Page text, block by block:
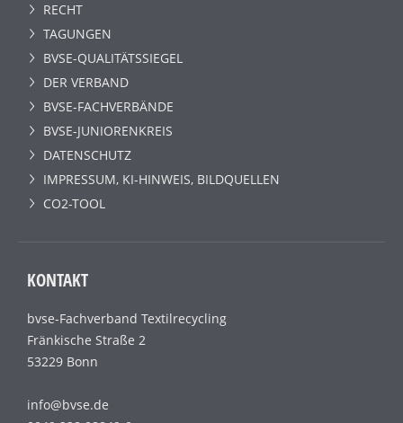
RECHT
TAGUNGEN
BVSE-QUALITÄTSSIEGEL
DER VERBAND
BVSE-FACHVERBÄNDE
BVSE-JUNIORENKREIS
DATENSCHUTZ
IMPRESSUM, KI-HINWEIS, BILDQUELLEN
CO2-TOOL
KONTAKT
bvse-Fachverband Textilrecycling
Fränkische Straße 2
53229 Bonn
info@bvse.de